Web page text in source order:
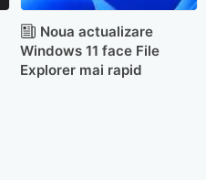
Noua actualizare
Windows 11 face File
Explorer mai rapid